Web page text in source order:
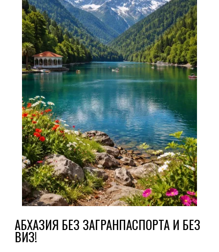
АБХАЗИЯ БЕЗ ЗАГРАНПАСПОРТА И БЕЗ
ВИЗ!